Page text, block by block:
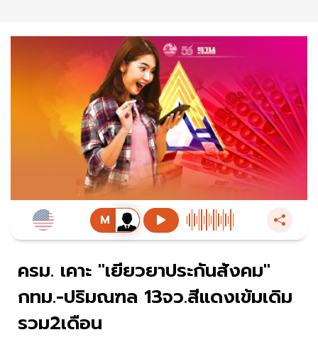
ครม. เคาะ "เยียวยาประกันสังคม"
กทม.-ปริมณฑล 13จว.สีแดงเข้มเดิม
รวม2เดือน